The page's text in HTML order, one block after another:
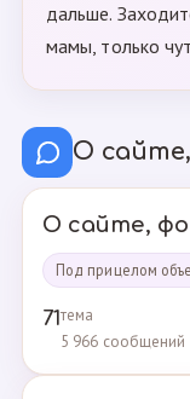
дальше.
мамы, только
О
О сайте,
Под прицелом
71тема
5 966 сообщений